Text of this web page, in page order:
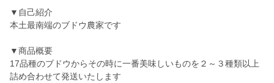
▼自己紹介
本土最南端のブドウ農家です
▼商品概要
17品種のブドウからその時に一番美味しいものを２～３種類以上
詰め合わせて発送いたします